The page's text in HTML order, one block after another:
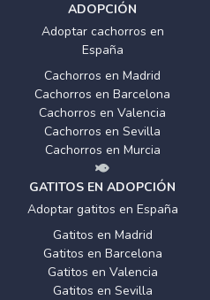
ADOPCIÓN
Adoptar cachorros en
España
Cachorros en Madrid
Cachorros en Barcelona
Cachorros en Valencia
Cachorros en Sevilla
Cachorros en Murcia
GATITOS EN ADOPCIÓN
Adoptar gatitos en España
Gatitos en Madrid
Gatitos en Barcelona
Gatitos en Valencia
Gatitos en Sevilla